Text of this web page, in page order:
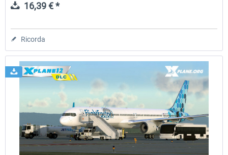
16,39 € *
Ricorda